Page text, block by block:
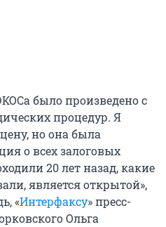
было произведено с
процедур. Я
но она была
о всех залоговых
20 лет назад, какие
является открытой»,
«Интерфаксу» пресс-
Ольга